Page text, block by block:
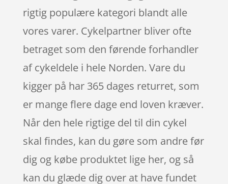
rigtig populære kategori blandt alle
vores varer. Cykelpartner bliver ofte
betraget som den førende forhandler
af cykeldele i hele Norden. Vare du
kigger på har 365 dages returret, som
er mange flere dage end loven kræver.
Når den hele rigtige del til din cykel
skal findes, kan du gøre som andre før
dig og købe produktet lige her, og så
kan du glæde dig over at have fundet